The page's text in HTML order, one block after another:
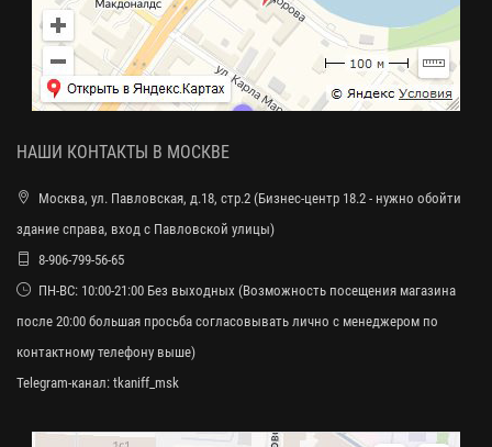
НАШИ КОНТАКТЫ В МОСКВЕ
Москва, ул. Павловская, д.18, стр.2 (Бизнес-центр 18.2 - нужно обойти
здание справа, вход с Павловской улицы)
8-906-799-56-65
ПН-ВС: 10:00-21:00 Без выходных (Возможность посещения магазина
после 20:00 большая просьба согласовывать лично с менеджером по
контактному телефону выше)
Telegram-канал: tkaniff_msk